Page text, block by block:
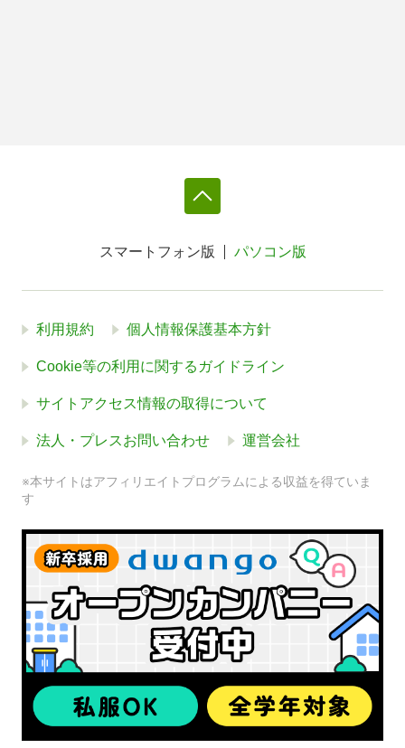
スマートフォン版 パソコン版
利用規約 個人情報保護基本方針
Cookie等の利用に関するガイドライン
サイトアクセス情報の取得について
法人・プレスお問い合わせ 運営会社
※本サイトはアフィリエイトプログラムによる収益を得ていま
す